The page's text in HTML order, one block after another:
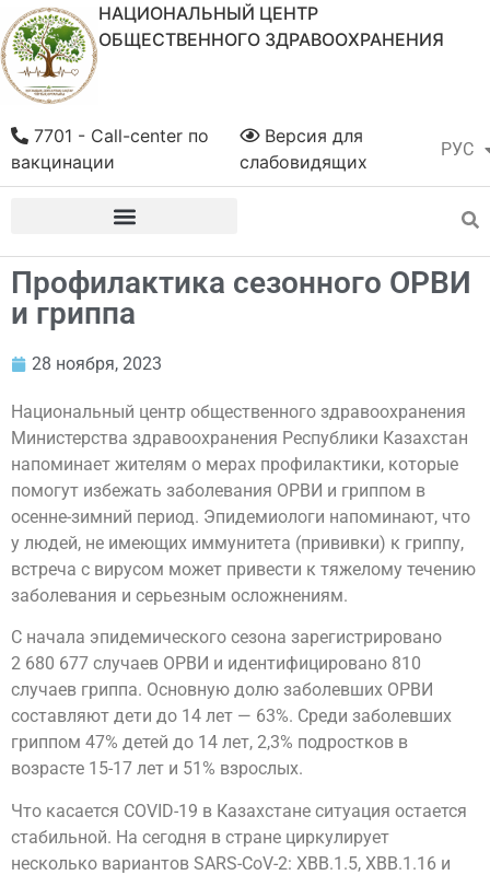
НАЦИОНАЛЬНЫЙ ЦЕНТР
ОБЩЕСТВЕННОГО ЗДРАВООХРАНЕНИЯ
РУС
ҚАЗ
Версия для
слабовидящих
7701 - Call-center по
вакцинации
Профилактика сезонного ОРВИ
и гриппа
28 ноября, 2023
Национальный центр общественного здравоохранения
Министерства здравоохранения Республики Казахстан
напоминает жителям о мерах профилактики, которые
помогут избежать заболевания ОРВИ и гриппом в
осенне-зимний период. Эпидемиологи напоминают, что
у людей, не имеющих иммунитета (прививки) к гриппу,
встреча с вирусом может привести к тяжелому течению
заболевания и серьезным осложнениям.
С начала эпидемического сезона зарегистрировано
2 680 677 случаев ОРВИ и идентифицировано 810
случаев гриппа. Основную долю заболевших ОРВИ
составляют дети до 14 лет — 63%. Среди заболевших
гриппом 47% детей до 14 лет, 2,3% подростков в
возрасте 15-17 лет и 51% взрослых.
Что касается COVID-19 в Казахстане ситуация остается
стабильной. На сегодня в стране циркулирует
несколько вариантов SARS-CoV-2: XBB.1.5, XBB.1.16 и